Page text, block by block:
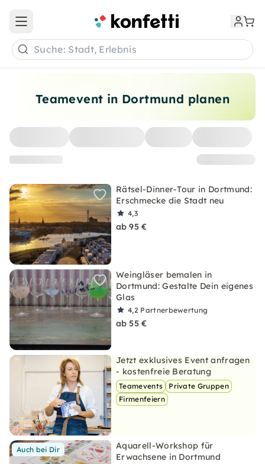
Teamevent in Dortmund planen
Rätsel-Dinner-Tour in Dortmund:
Erschmecke die Stadt neu
4,3
ab 95 €
Weingläser bemalen in
Dortmund: Gestalte Dein eigenes
Glas
4,2 Partnerbewertung
ab 55 €
Jetzt exklusives Event anfragen
- kostenfreie Beratung
Teamevents
Private Gruppen
Firmenfeiern
Auch bei Dir
Aquarell-Workshop für
Erwachsene in Dortmund
Open main menu
Suche: Stadt, Erlebnis